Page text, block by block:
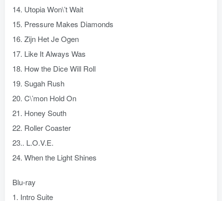
14. Utopia Won\’t Wait
15. Pressure Makes Diamonds
16. Zijn Het Je Ogen
17. Like It Always Was
18. How the Dice Will Roll
19. Sugah Rush
20. C\’mon Hold On
21. Honey South
22. Roller Coaster
23.. L.O.V.E.
24. When the Light Shines
Blu-ray
1. Intro Suite